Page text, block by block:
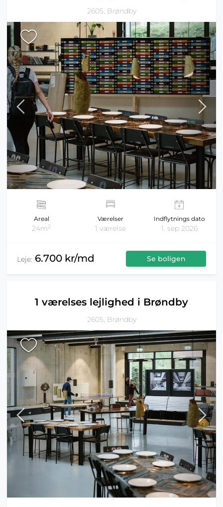
2605, Brøndby
Areal
24m2
Værelser
1 værelse
Indflytnings dato
1. sep 2026
Leje: 6.700 kr/md Se boligen
1 værelses lejlighed i Brøndby
2605, Brøndby